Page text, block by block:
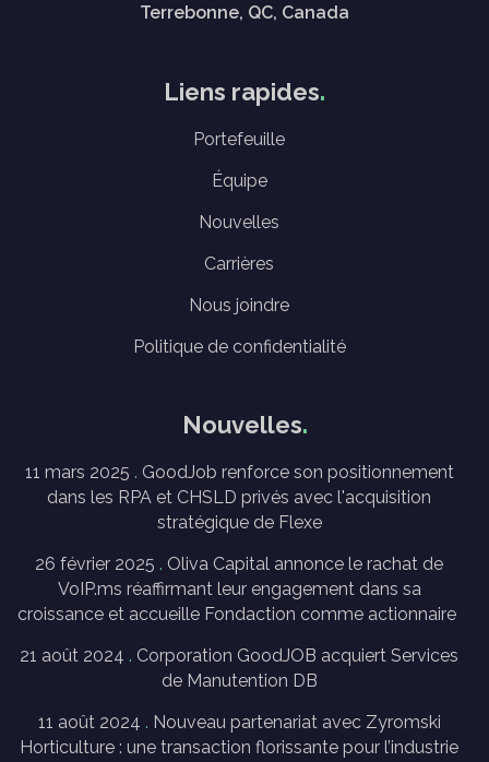
Terrebonne, QC, Canada
Liens rapides
Portefeuille
Équipe
Nouvelles
Carrières
Nous joindre
Politique de confidentialité
Nouvelles
11 mars 2025
GoodJob renforce son positionnement
dans les RPA et CHSLD privés avec l'acquisition
stratégique de Flexe
26 février 2025
Oliva Capital annonce le rachat de
VoIP.ms réaffirmant leur engagement dans sa
croissance et accueille Fondaction comme actionnaire
21 août 2024
Corporation GoodJOB acquiert Services
de Manutention DB
11 août 2024
Nouveau partenariat avec Zyromski
Horticulture : une transaction florissante pour l’industrie